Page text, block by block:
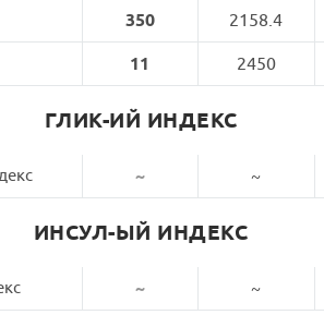
350 2158.4
11 2450
ГЛИК-ИЙ ИНДЕКС
~ ~
ИНСУЛ-ЫЙ ИНДЕКС
~ ~